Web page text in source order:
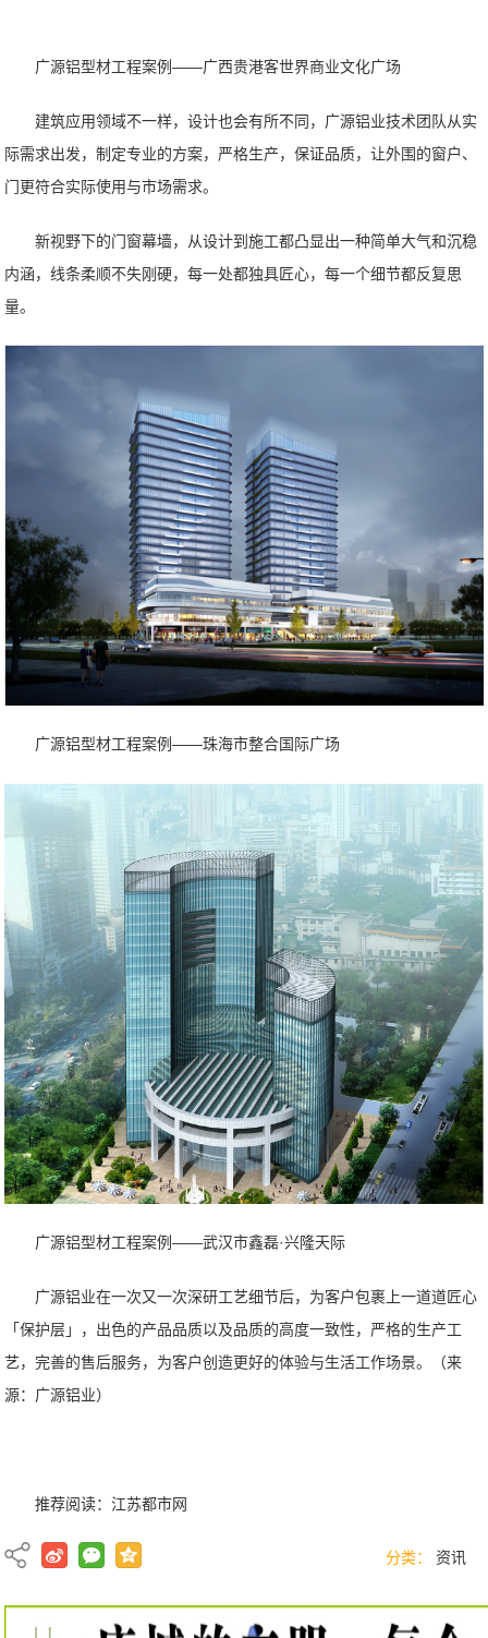
广源铝型材工程案例——广西贵港客世界商业文化广场
建筑应用领域不一样，设计也会有所不同，广源铝业技术团队从实
际需求出发，制定专业的方案，严格生产，保证品质，让外围的窗户、
门更符合实际使用与市场需求。
新视野下的门窗幕墙，从设计到施工都凸显出一种简单大气和沉稳
内涵，线条柔顺不失刚硬，每一处都独具匠心，每一个细节都反复思
量。
广源铝型材工程案例——珠海市整合国际广场
广源铝型材工程案例——武汉市鑫磊·兴隆天际
广源铝业在一次又一次深研工艺细节后，为客户包裹上一道道匠心
「保护层」，出色的产品品质以及品质的高度一致性，严格的生产工
艺，完善的售后服务，为客户创造更好的体验与生活工作场景。（来
源：广源铝业）
推荐阅读：江苏都市网
分类： 资讯